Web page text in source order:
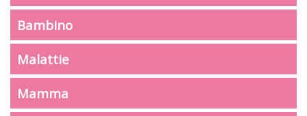
Bambino
Malattie
Mamma